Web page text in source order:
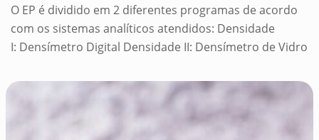
O EP é dividido em 2 diferentes programas de acordo
com os sistemas analíticos atendidos: Densidade
I: Densímetro Digital Densidade II: Densímetro de Vidro